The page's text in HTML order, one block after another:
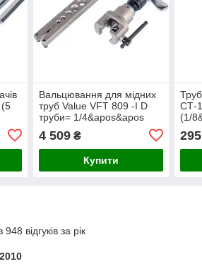
(5
Вальцювання для мідних
труб Value VFT 809 -I D
труби= 1/4&apos&apos
3/8&apos&apos
1/2&apos&apos
4 509₴
Купити
СТ-
(1/
295
відгуків за рік